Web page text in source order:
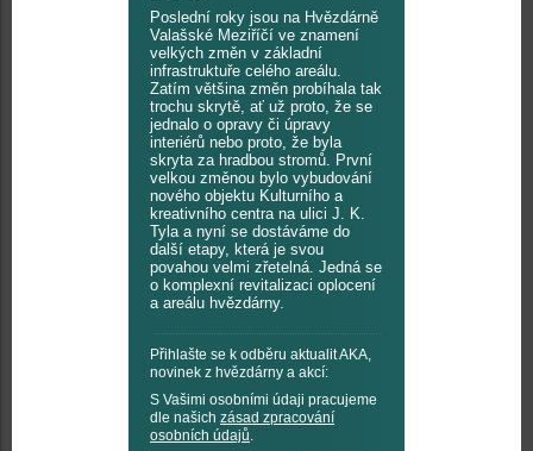
Poslední roky jsou na Hvězdárně
Valašské Meziříčí ve znamení
velkých změn v základní
infrastruktuře celého areálu.
Zatím většina změn probíhala tak
trochu skrytě, ať už proto, že se
jednalo o opravy či úpravy
interiérů nebo proto, že byla
skryta za hradbou stromů. První
velkou změnou bylo vybudování
nového objektu Kulturního a
kreativního centra na ulici J. K.
Tyla a nyní se dostáváme do
další etapy, která je svou
povahou velmi zřetelná. Jedná se
o komplexní revitalizaci oplocení
a areálu hvězdárny.
Přihlašte se k odběru aktualit AKA,
novinek z hvězdárny a akcí:
S Vašimi osobními údaji pracujeme
dle našich zásad zpracování
osobních údajů.